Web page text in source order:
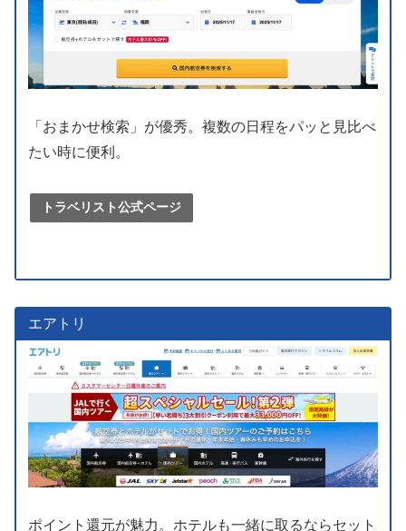
「おまかせ検索」が優秀。複数の日程をパッと見比べ
たい時に便利。
トラベリスト公式ページ
エアトリ
ポイント還元が魅力。ホテルも一緒に取るならセット